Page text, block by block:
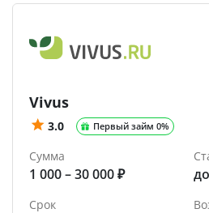
Vivus
3.0 Первый займ 0%
Сумма
1 000 – 30 000 ₽
Срок